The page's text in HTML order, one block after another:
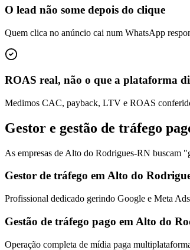
O lead não some depois do clique
Quem clica no anúncio cai num WhatsApp
ROAS real, não o que a plataforma
Medimos CAC, payback, LTV e ROAS
Gestor e gestão de tráfego
As empresas de Alto do Rodrigues-RN buscam
Gestor de tráfego em Alto do
Profissional dedicado gerindo Google e Meta
Gestão de tráfego pago em Alto do
Operação completa de mídia paga